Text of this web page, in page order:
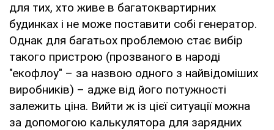
для тих, хто живе в багатоквартирних
будинках і не може поставити собі генератор.
Однак для багатьох проблемою стає вибір
такого пристрою (прозваного в народі
"екофлоу" – за назвою одного з найвідоміших
виробників) – адже від його потужності
залежить ціна. Вийти ж із цієї ситуації можна
за допомогою калькулятора для зарядних